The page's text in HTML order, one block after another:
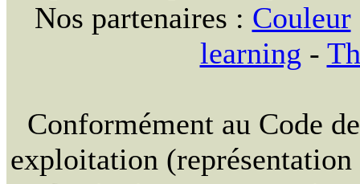
Nos partenaires : Couleur
learning -
Conformément au Code
exploitation